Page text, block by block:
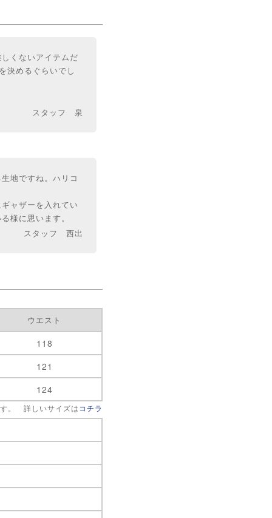
くないアイテムだ
決めるぐらいでし
スタッフ 泉
地ですね。ハリコ
ャザーを入れてい
様に思います。
スタッフ 西出
ウエスト
118
121
124
。 詳しいサイズは コチラ